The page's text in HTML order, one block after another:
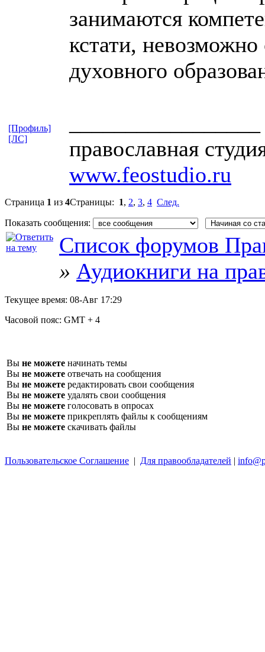
занимаются
кстати,
духовного
православная
www.feostudio.ru
[Профиль]
[ЛС]
Страница 1 из 4Страницы: 1, 2, 3, 4 След.
Показать сообщения:
Список форумов
» Аудиокниги на
Текущее время: 08-Авг 17:29
Часовой пояс: GMT + 4
Вы не можете начинать темы
Вы не можете отвечать на сообщения
Вы не можете редактировать свои сообщения
Вы не можете удалять свои сообщения
Вы не можете голосовать в опросах
Вы не можете прикреплять файлы к сообщениям
Вы не можете скачивать файлы
Пользовательское Соглашение | Для правообладателей |